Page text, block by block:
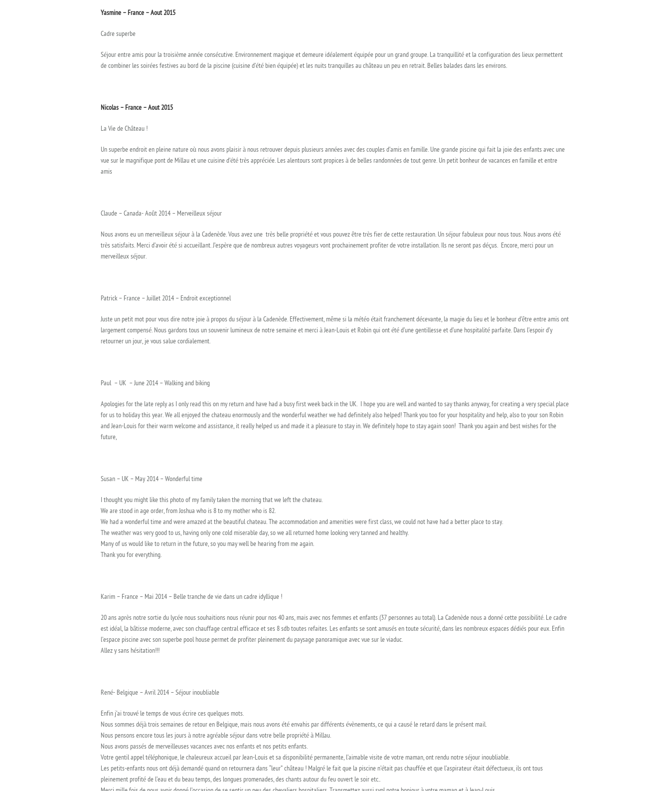
Yasmine – France – Aout 2015
Cadre superbe
Séjour entre amis pour la troisième année consécutive. Environnement magique et demeure idéalement équipée pour un grand groupe. La tranquillité et la configuration des lieux permettent
de combiner les soirées festives au bord de la piscine (cuisine d’été bien équipée) et les nuits tranquilles au château un peu en retrait. Belles balades dans les environs.
Nicolas – France – Aout 2015
La Vie de Château !
Un superbe endroit en pleine nature où nous avons plaisir à nous retrouver depuis plusieurs années avec des couples d’amis en famille. Une grande piscine qui fait la joie des enfants avec une
vue sur le magnifique pont de Millau et une cuisine d’été très appréciée. Les alentours sont propices à de belles randonnées de tout genre. Un petit bonheur de vacances en famille et entre
amis
Claude – Canada- Août 2014 – Merveilleux séjour
Nous avons eu un merveilleux séjour à la Cadenède. Vous avez une très belle propriété et vous pouvez être très fier de cette restauration. Un séjour fabuleux pour nous tous. Nous avons été
très satisfaits. Merci d’avoir été si accueillant. J’espère que de nombreux autres voyageurs vont prochainement profiter de votre installation. Ils ne seront pas déçus. Encore, merci pour un
merveilleux séjour.
Patrick – France – Juillet 2014 – Endroit exceptionnel
Juste un petit mot pour vous dire notre joie à propos du séjour à la Cadenède. Effectivement, même si la météo était franchement décevante, la magie du lieu et le bonheur d’être entre amis ont
largement compensé. Nous gardons tous un souvenir lumineux de notre semaine et merci à Jean-Louis et Robin qui ont été d’une gentillesse et d’une hospitalité parfaite. Dans l’espoir d’y
retourner un jour, je vous salue cordialement.
Paul – UK – June 2014 – Walking and biking
Apologies for the late reply as I only read this on my return and have had a busy first week back in the UK. I hope you are well and wanted to say thanks anyway, for creating a very special place
for us to holiday this year. We all enjoyed the chateau enormously and the wonderful weather we had definitely also helped! Thank you too for your hospitality and help, also to your son Robin
and Jean-Louis for their warm welcome and assistance, it really helped us and made it a pleasure to stay in. We definitely hope to stay again soon! Thank you again and best wishes for the
future,
Susan – UK – May 2014 – Wonderful time
I thought you might like this photo of my family taken the morning that we left the chateau.
We are stood in age order, from Joshua who is 8 to my mother who is 82.
We had a wonderful time and were amazed at the beautiful chateau. The accommodation and amenities were first class, we could not have had a better place to stay.
The weather was very good to us, having only one cold miserable day, so we all returned home looking very tanned and healthy.
Many of us would like to return in the future, so you may well be hearing from me again.
Thank you for everything.
Karim – France – Mai 2014 – Belle tranche de vie dans un cadre idyllique !
20 ans après notre sortie du lycée nous souhaitions nous réunir pour nos 40 ans, mais avec nos femmes et enfants (37 personnes au total). La Cadenède nous a donné cette possibilité. Le cadre
est idéal, la bâtisse moderne, avec son chauffage central efficace et ses 8 sdb toutes refaites. Les enfants se sont amusés en toute sécurité, dans les nombreux espaces dédiés pour eux. Enfin
l’espace piscine avec son superbe pool house permet de profiter pleinement du paysage panoramique avec vue sur le viaduc.
Allez y sans hésitation!!!
René- Belgique – Avril 2014 – Séjour inoubliable
Enfin j’ai trouvé le temps de vous écrire ces quelques mots.
Nous sommes déjà trois semaines de retour en Belgique, mais nous avons été envahis par différents évènements, ce qui a causé le retard dans le présent mail.
Nous pensons encore tous les jours à notre agréable séjour dans votre belle propriété à Millau.
Nous avons passés de merveilleuses vacances avec nos enfants et nos petits enfants.
Votre gentil appel téléphonique, le chaleureux accueil par Jean-Louis et sa disponibilité permanente, l’aimable visite de votre maman, ont rendu notre séjour inoubliable.
Les petits-enfants nous ont déjà demandé quand on retournera dans “leur” château ! Malgré le fait que la piscine n’était pas chauffée et que l’aspirateur était défectueux, ils ont tous
pleinement profité de l’eau et du beau temps, des longues promenades, des chants autour du feu ouvert le soir etc..